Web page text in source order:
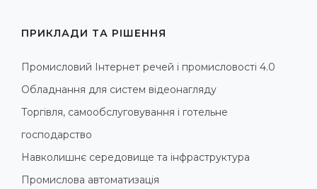
ПРИКЛАДИ ТА РІШЕННЯ
Промисловий Інтернет речей і промисловості 4.0
Обладнання для систем відеонагляду
Торгівля, самообслуговування і готельне
господарство
Навколишнє середовище та інфраструктура
Промислова автоматизація